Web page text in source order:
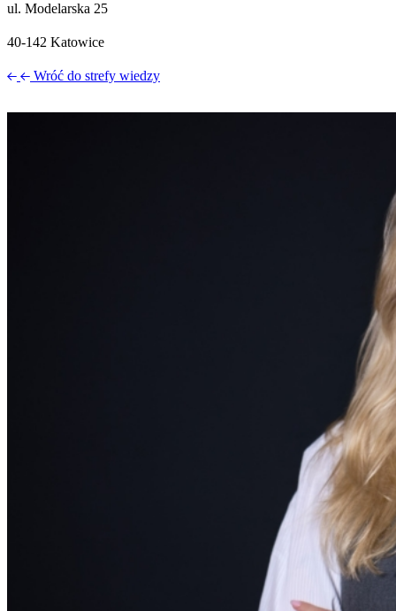
ul. Modelarska 25
40‑142 Katowice
Wróć do strefy wiedzy